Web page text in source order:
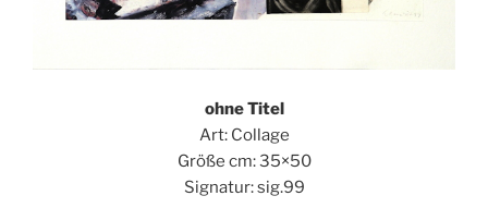
ohne Titel
Art: Collage
Größe cm: 35×50
Signatur: sig.99